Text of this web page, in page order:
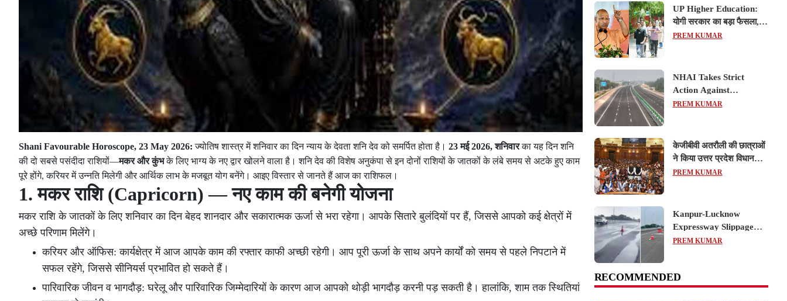
Shani Favourable Horoscope, 23 May 2026: ज्योतिष शास्त्र में शनिवार का दिन न्याय के देवता शनि देव को समर्पित होता है। 23 मई 2026, शनिवारका यह दिन शनि
की दो सबसे पसंदीदा राशियों—मकर और कुंभके लिए भाग्य के नए द्वार खोलने वाला है। शनि देव की विशेष अनुकंपा से इन दोनों राशियों के जातकों के लंबे समय से अटके हुए काम
पूरे होंगे, करियर में उन्नति मिलेगी और आर्थिक लाभ के मजबूत योग बनेंगे। आइए विस्तार से जानते हैं आज का राशिफल।
1. मकर राशि (Capricorn) — नए काम की बनेगी योजना
मकर राशि के जातकों के लिए शनिवार का दिन बेहद शानदार और सकारात्मक ऊर्जा से भरा रहेगा। आपके सितारे बुलंदियों पर हैं, जिससे आपको कई क्षेत्रों में
अच्छे परिणाम मिलेंगे।
करियर और ऑफिस: कार्यक्षेत्र में आज आपके काम की रफ्तार काफी अच्छी रहेगी। आप पूरी ऊर्जा के साथ अपने कार्यों को समय से पहले निपटाने में
सफल रहेंगे, जिससे सीनियर्स प्रभावित हो सकते हैं।
पारिवारिक जीवन व भागदौड़: घरेलू और पारिवारिक जिम्मेदारियों के कारण आज आपको थोड़ी भागदौड़ करनी पड़ सकती है। हालांकि, शाम तक स्थितियां
UP Higher Education:
योगी सरकार का बड़ा फैसला,
यूपी में 3 नए प्राइवेट
PREM KUMAR
NHAI Takes Strict
Action Against
Concessionaire,
Expressway Issues
PREM KUMAR
केजीबीवी अतरौली की छात्राओं
ने किया उत्तर प्रदेश विधानसभा
का शैक्षिक भ्रमण, लोकतांत्रिक
PREM KUMAR
Kanpur-Lucknow
Expressway Slippage
Action: कानपुर-लखनऊ
और कंपनियों पर गिरी गाज,
PREM KUMAR
RECOMMENDED